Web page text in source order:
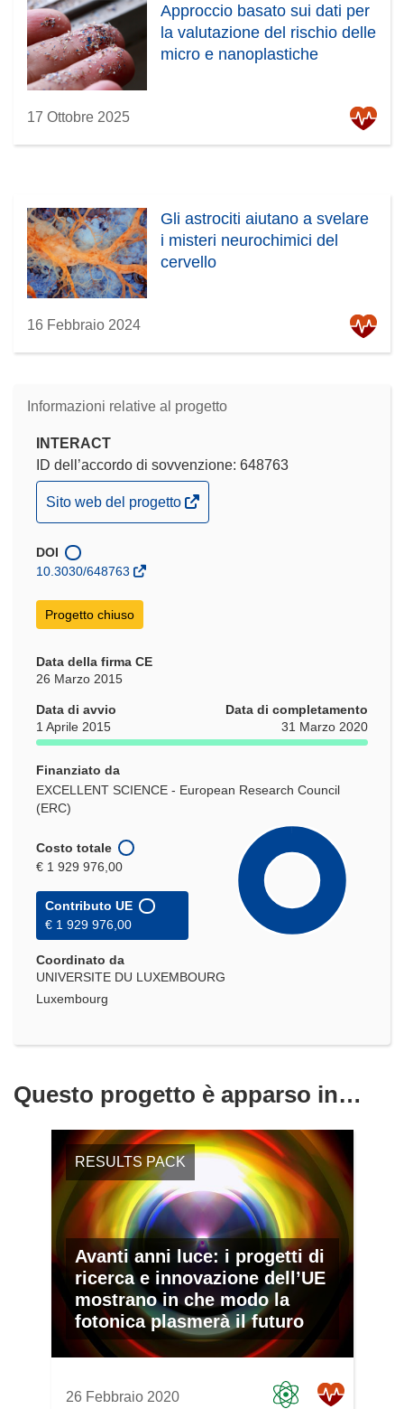
Approccio basato sui dati per
la valutazione del rischio delle
micro e nanoplastiche
17 Ottobre 2025
Gli astrociti aiutano a svelare
i misteri neurochimici del
cervello
16 Febbraio 2024
Informazioni relative al progetto
INTERACT
ID dell’accordo di sovvenzione: 648763
(si
apre
una
finestra)
Sito web del progetto
DOI
10.3030/648763
Progetto chiuso
Data della firma CE
26 Marzo 2015
Data di avvio
1 Aprile 2015
Data di completamento
31 Marzo 2020
Finanziato da
EXCELLENT SCIENCE - European Research Council
(ERC)
Costo totale
€ 1 929 976,00
Contributo UE
€ 1 929 976,00
Coordinato da
UNIVERSITE DU LUXEMBOURG
Luxembourg
Questo progetto è apparso in…
RESULTS PACK
Avanti anni luce: i progetti di
ricerca e innovazione dell’UE
mostrano in che modo la
fotonica plasmerà il futuro
26 Febbraio 2020